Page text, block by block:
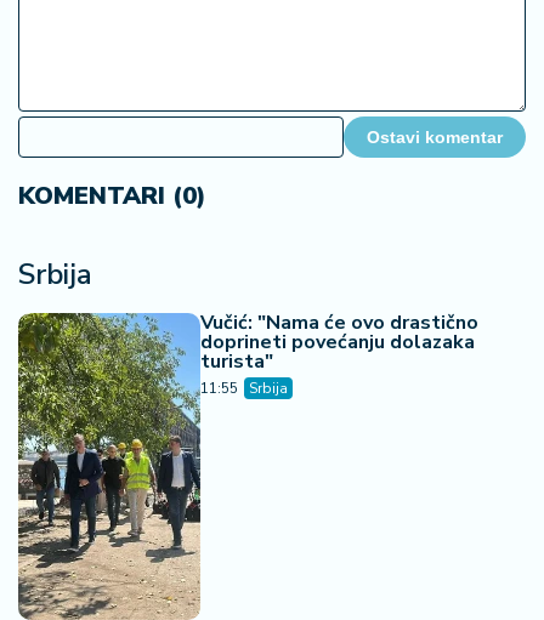
Ostavi komentar
KOMENTARI (0)
Srbija
Vučić: "Nama će ovo drastično
doprineti povećanju dolazaka
turista"
11:55 Srbija